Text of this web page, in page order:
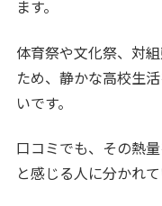
ます。
体育祭や文化祭、対
ため、静かな高校生
いです。
口コミでも、その熱
と感じる人に分かれて